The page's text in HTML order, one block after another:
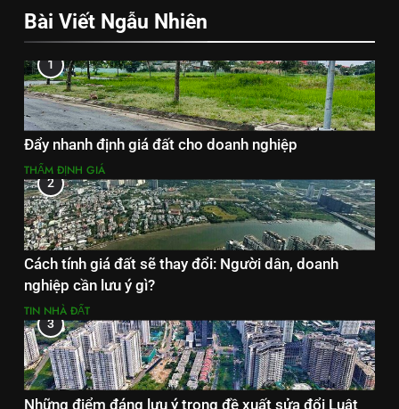
Bài Viết Ngẫu Nhiên
1
Đẩy nhanh định giá đất cho doanh nghiệp
THẨM ĐỊNH GIÁ
2
Cách tính giá đất sẽ thay đổi: Người dân, doanh
nghiệp cần lưu ý gì?
TIN NHÀ ĐẤT
3
Những điểm đáng lưu ý trong đề xuất sửa đổi Luật